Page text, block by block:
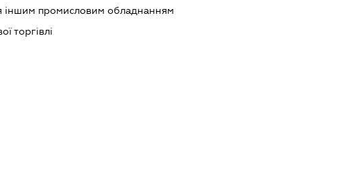
іншим промисловим обладнанням
торгівлі